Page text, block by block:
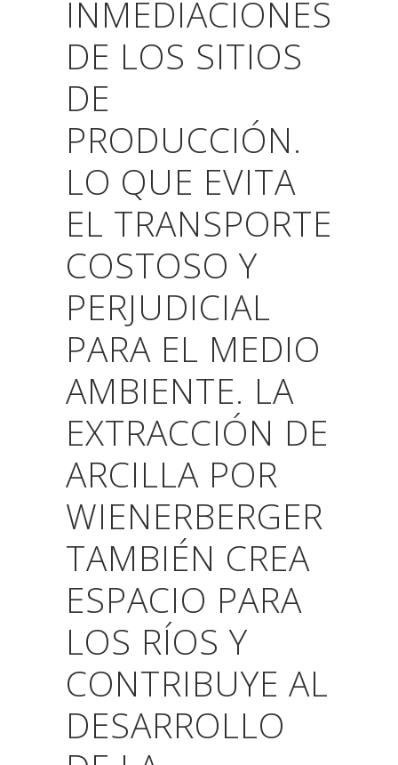
INMEDIACIONES
DE LOS SITIOS
DE
PRODUCCIÓN.
LO QUE EVITA
EL TRANSPORTE
COSTOSO Y
PERJUDICIAL
PARA EL MEDIO
AMBIENTE. LA
EXTRACCIÓN DE
ARCILLA POR
WIENERBERGER
TAMBIÉN CREA
ESPACIO PARA
LOS RÍOS Y
CONTRIBUYE AL
DESARROLLO